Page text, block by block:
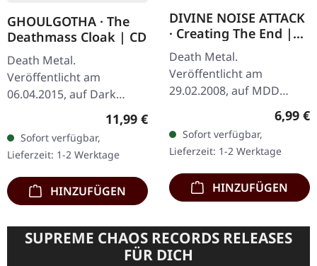
GHOULGOTHA · The
Deathmass Cloak | CD
Death Metal.
Veröffentlicht am
06.04.2015, auf Dark
Descent Records. CD im
Jewelcase US-Import.
Ghoulgotha's Debüt-
Album "The Deathmass
Cloak" ist…
Regulärer Preis:
11,99 €
Sofort verfügbar,
Lieferzeit: 1-2 Werktage
HINZUFÜGEN
DIVINE NOISE ATTACK
· Creating The End |
CD
Death Metal.
Veröffentlicht am
29.02.2008, auf MDD
Records. CD im Jewelcase.
Divine Noise Attack liefern
mit „Creating The End" ein
vernichtendes…
6,99 €
Sofort verfügbar,
Lieferzeit: 1-2 Werktage
HINZUFÜGEN
SUPREME CHAOS RECORDS RELEASES
FÜR DICH